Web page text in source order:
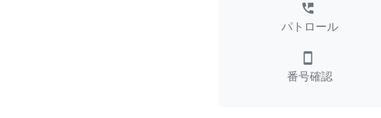
perm_phone_msg
パトロール
smartphone
番号確認